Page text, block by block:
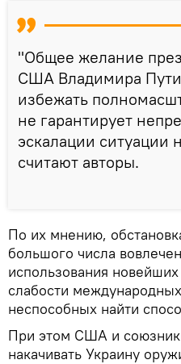
"Общее желание
США Владимира
избежать
не гарантирует
эскалации ситуации
считают авторы.
По их мнению,
большого числа
использования
слабости
неспособных найти
При этом США и
накачивать Украину